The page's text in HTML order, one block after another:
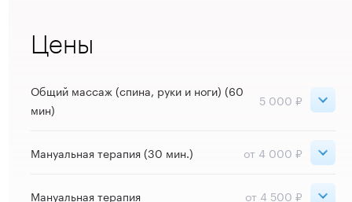
Цены
Общий массаж (спина, руки и ноги) (60
мин)
5 000 ₽
Петроградская 5 000 ₽
Лаборатория движения 5 000 ₽
Мануальная терапия (30 мин.) от 4 000 ₽
Петроградская 4 500 ₽
Мануальная терапия от 4 500 ₽